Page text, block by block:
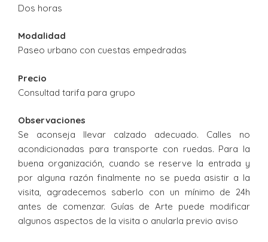
Dos horas
Modalidad
Paseo urbano con cuestas empedradas
Precio
Consultad tarifa para grupo
Observaciones
Se aconseja llevar calzado adecuado. Calles no
acondicionadas para transporte con ruedas. Para la
buena organización, cuando se reserve la entrada y
por alguna razón finalmente no se pueda asistir a la
visita, agradecemos saberlo con un mínimo de 24h
antes de comenzar. Guías de Arte puede modificar
algunos aspectos de la visita o anularla previo aviso